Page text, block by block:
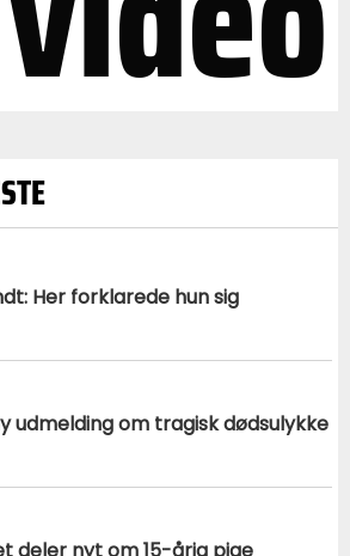
Her forklarede hun sig
udmelding om tragisk dødsulykke
deler nyt om 15-årig pige